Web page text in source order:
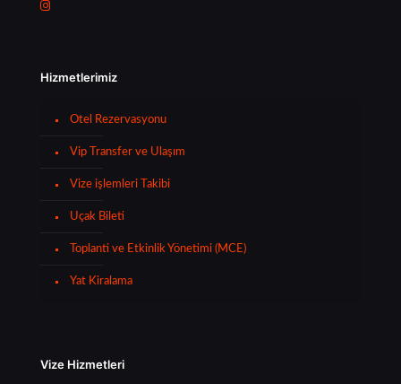
Hizmetlerimiz
Otel Rezervasyonu
Vip Transfer ve Ulaşım
Vize işlemleri Takibi
Uçak Bileti
Toplanti ve Etkinlik Yönetimi (MCE)
Yat Kiralama
Vize Hizmetleri